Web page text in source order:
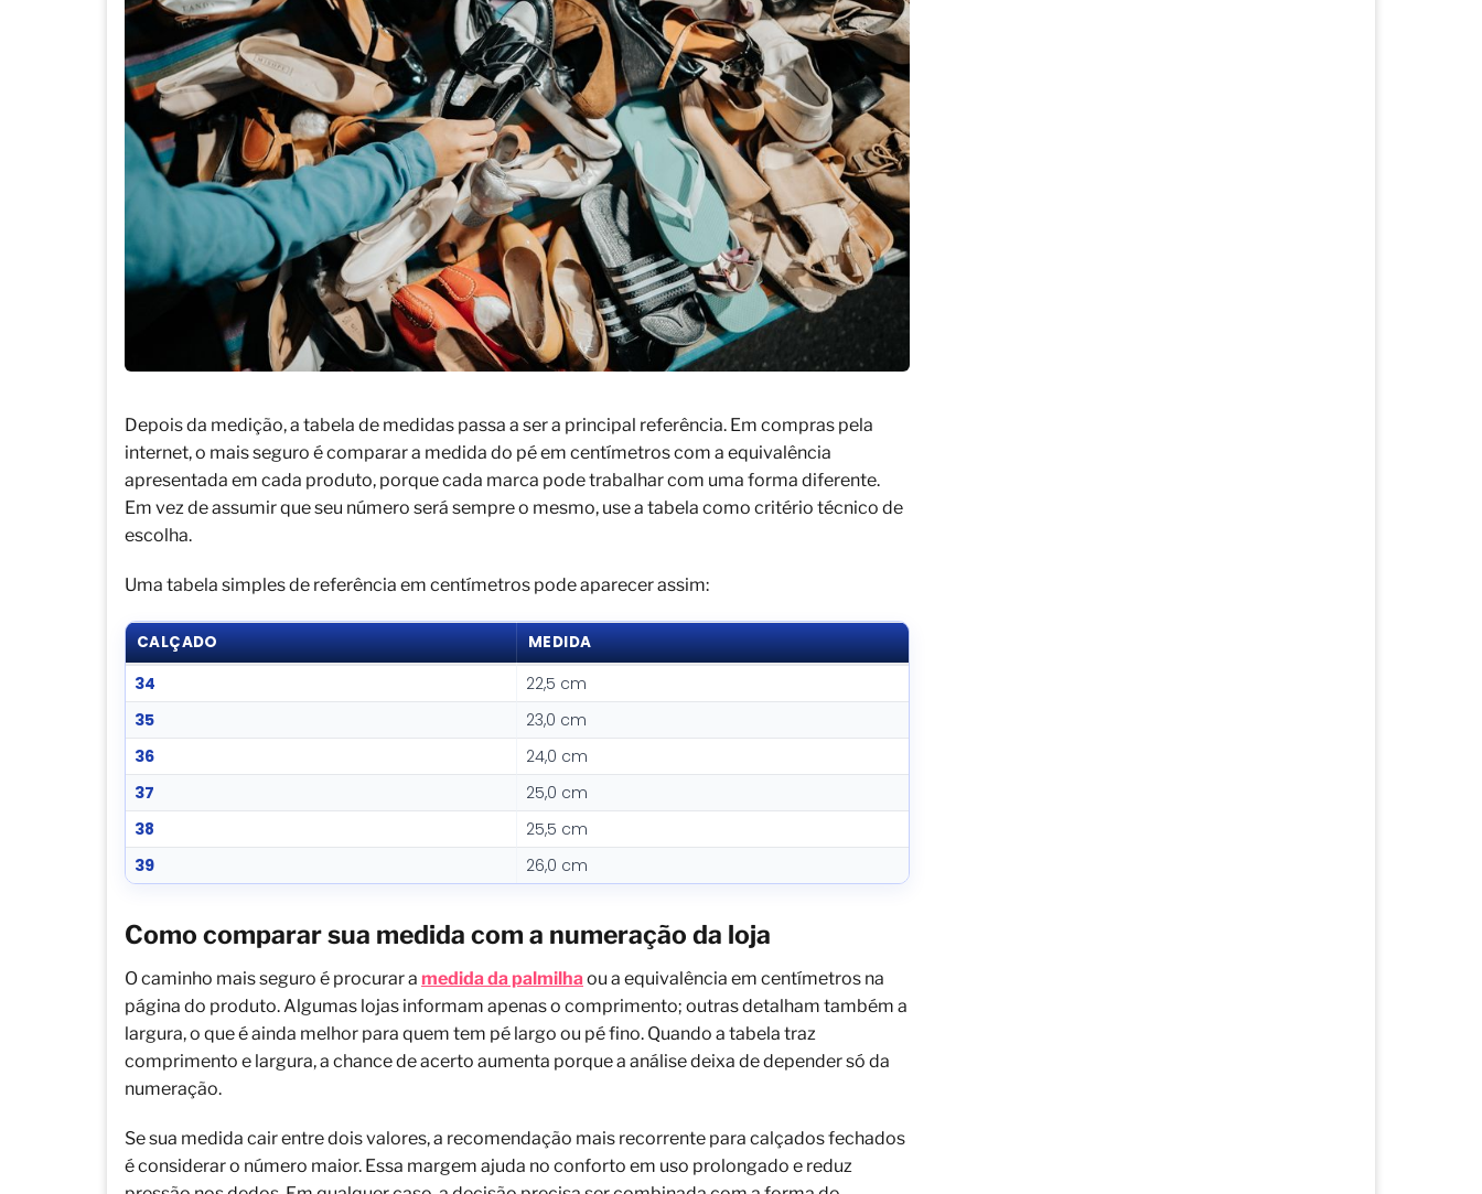
Depois da medição, a tabela de medidas passa a ser a principal referência. Em compras pela
internet, o mais seguro é comparar a medida do pé em centímetros com a equivalência
apresentada em cada produto, porque cada marca pode trabalhar com uma forma diferente.
Em vez de assumir que seu número será sempre o mesmo, use a tabela como critério técnico de
escolha.
Uma tabela simples de referência em centímetros pode aparecer assim:
CALÇADO MEDIDA
34
22,5 cm
35
23,0 cm
36
24,0 cm
37
25,0 cm
38
25,5 cm
39
26,0 cm
Como comparar sua medida com a numeração da loja
O caminho mais seguro é procurar a medida da palmilha ou a equivalência em centímetros na
página do produto. Algumas lojas informam apenas o comprimento; outras detalham também a
largura, o que é ainda melhor para quem tem pé largo ou pé fino. Quando a tabela traz
comprimento e largura, a chance de acerto aumenta porque a análise deixa de depender só da
numeração.
Se sua medida cair entre dois valores, a recomendação mais recorrente para calçados fechados
é considerar o número maior. Essa margem ajuda no conforto em uso prolongado e reduz